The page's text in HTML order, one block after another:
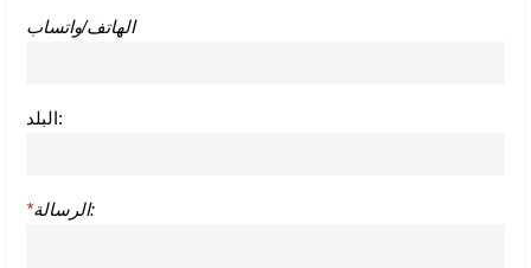
الهاتف/واتساب
البلد:
* الرسالة: